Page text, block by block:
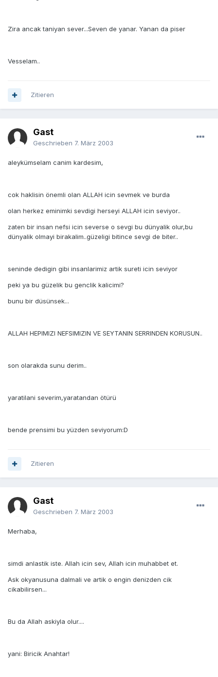
Zira ancak taniyan sever...Seven de yanar. Yanan da piser
Vesselam..
Zitieren
Gast
Geschrieben 7. März 2003
aleykümselam canim kardesim,
cok haklisin önemli olan ALLAH icin sevmek ve burda
olan herkez eminimki sevdigi herseyi ALLAH icin seviyor..
zaten bir insan nefsi icin severse o sevgi bu dünyalik olur,bu
dünyalik olmayi birakalim..güzeligi bitince sevgi de biter..
seninde dedigin gibi insanlarimiz artik sureti icin seviyor
peki ya bu güzelik bu genclik kalicimi?
bunu bir düsünsek...
ALLAH HEPIMIZI NEFSIMIZIN VE SEYTANIN SERRINDEN KORUSUN..
son olarakda sunu derim..
yaratilani severim,yaratandan ötürü
bende prensimi bu yüzden seviyorum:D
Zitieren
Gast
Geschrieben 7. März 2003
Merhaba,
simdi anlastik iste. Allah icin sev, Allah icin muhabbet et.
Ask okyanusuna dalmali ve artik o engin denizden cik
cikabilirsen...
Bu da Allah askiyla olur....
yani: Biricik Anahtar!